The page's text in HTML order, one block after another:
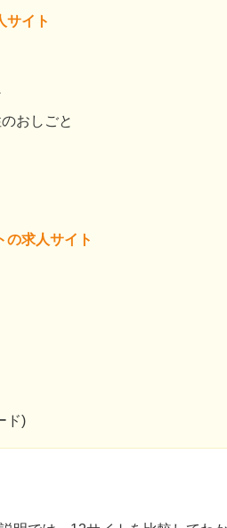
サイト
おしごと
の求人サイト
ド)